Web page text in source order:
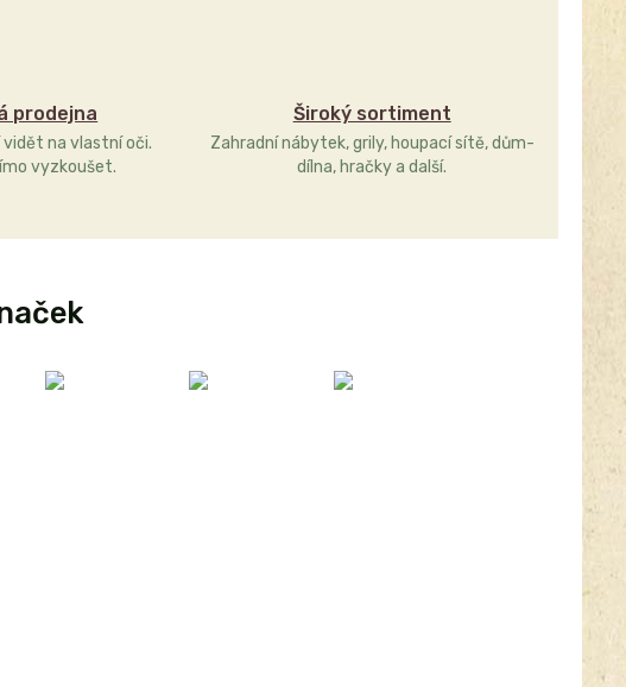
prodejna
vidět na vlastní oči.
vyzkoušet.
Široký sortiment
Zahradní nábytek, grily, houpací sítě, dům-
dílna, hračky a další.